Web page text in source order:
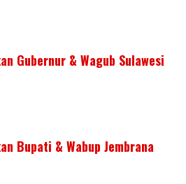
Gubernur & Wagub Sulawesi
Bupati & Wabup Jembrana